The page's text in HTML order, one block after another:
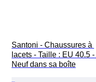
Santoni - Chaussures à
lacets - Taille : EU 40.5 -
Neuf dans sa boîte